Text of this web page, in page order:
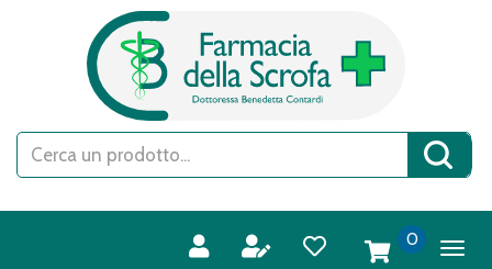
Cerca
Prodotto
0prodotti
inseriti